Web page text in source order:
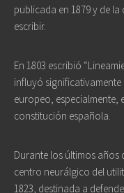
publicada en 1879 y de
escribir.
En 1803 escribió
influyó
europeo, especialmente,
constitución española.
Durante los últimos años
centro neurálgico del
1823, destinada a